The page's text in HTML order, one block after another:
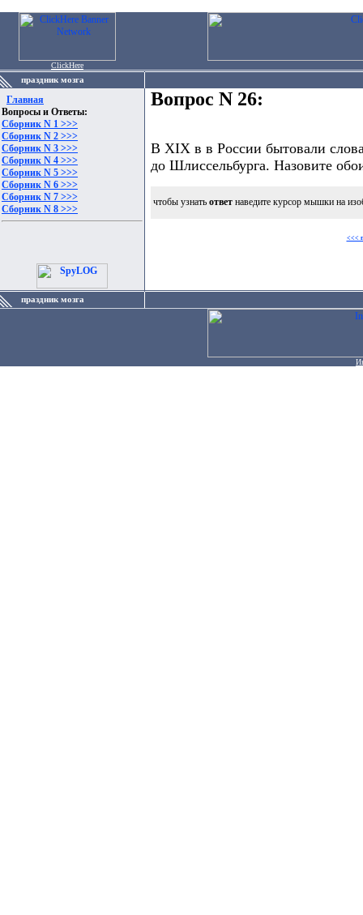
ClickHere
праздник мозга
Главная
Вопросы и Ответы:
Сборник N 1 >>>
Сборник N 2 >>>
Сборник N 3 >>>
Сборник N 4 >>>
Сборник N 5 >>>
Сборник N 6 >>>
Сборник N 7 >>>
Сборник N 8 >>>
Вопрос N 26:
В XIX в в России бытовали
до Шлиссельбурга. Назовите
чтобы узнать ответ наведите курсор мышки на
<<<
праздник мозга